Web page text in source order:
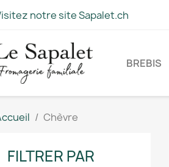
notre site Sapalet.ch
BREBIS
Chèvre
FILTRER PAR